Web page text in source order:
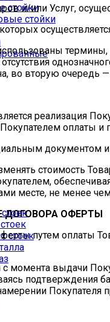
стойки
стойки
стоек
и/или Услуг,
во вторую очередь
реализация
оплаты и
документом и
стоимость
месте, не менее
ДОГОВОРА ОФЕРТЫ
путем оплаты
момента выдачи
подтверждения
Покупателя